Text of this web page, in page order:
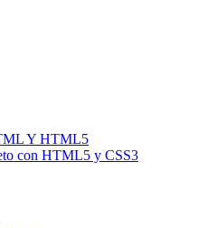
Y HTML5
con HTML5 y CSS3